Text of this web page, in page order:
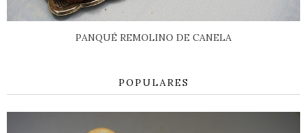
PANQUÉ REMOLINO DE CANELA
POPULARES